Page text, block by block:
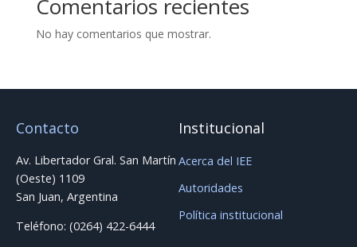
Comentarios recientes
No hay comentarios que mostrar.
Contacto
Av. Libertador Gral. San Martín
(Oeste) 1109
San Juan, Argentina
Teléfono: (0264) 422-6444
Institucional
Acerca del IEE
Autoridades
Política institucional